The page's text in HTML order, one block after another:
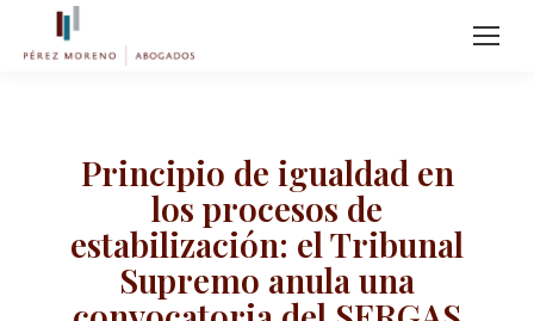
Principio de igualdad en
los procesos de
estabilización: el Tribunal
Supremo anula una